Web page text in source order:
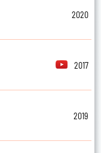
2020
2017
2019